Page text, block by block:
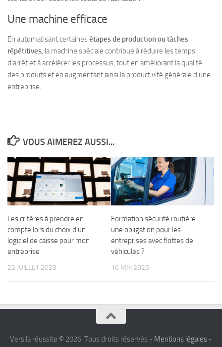
Une machine efficace
En automatisant certainesétapes de production ou tâches
répétitives, la machine spéciale contribue à réduire les temps
d’arrêt et à accélérer les processus, tout en améliorant la qualité
des produits et en augmentant ainsi la productivité générale d’une
entreprise.
VOUS AIMEREZ AUSSI...
Les critères à prendre en
compte lors du choix d’un
logiciel de caisse pour mon
entreprise
22 JUILLET 2023
Formation sécurité routière :
une obligation pour les
entreprises avec flottes de
véhicules ?
16 MAI 2025
Vers la réussite © 2026. Tous droits réservés - Mentions légales -